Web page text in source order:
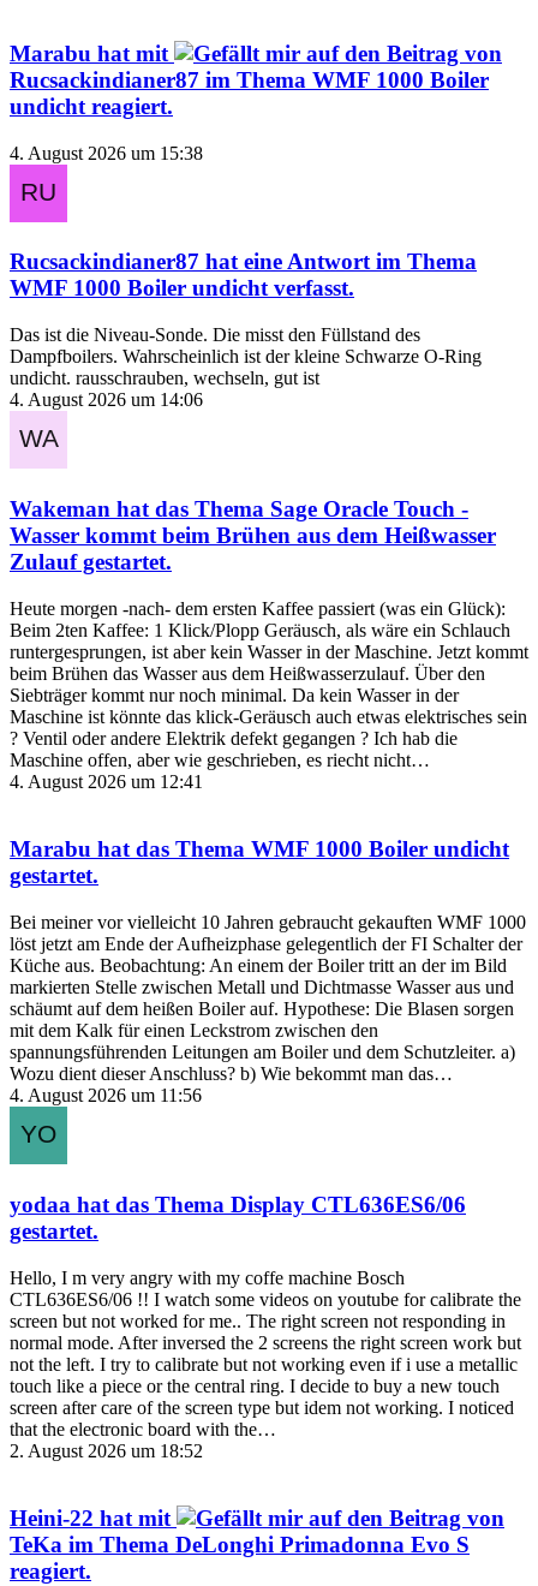
Marabu hat mit
auf den Beitrag von
Rucsackindianer87 im Thema WMF 1000 Boiler
undicht reagiert.
4. August 2026 um 15:38
Rucsackindianer87 hat eine Antwort im Thema
WMF 1000 Boiler undichtverfasst.
Das ist die Niveau-Sonde. Die misst den Füllstand des
Dampfboilers. Wahrscheinlich ist der kleine Schwarze O-Ring
undicht. rausschrauben, wechseln, gut ist
4. August 2026 um 14:06
Wakeman hat das Thema Sage Oracle Touch -
Wasser kommt beim Brühen aus dem Heißwasser
Zulaufgestartet.
Heute morgen -nach- dem ersten Kaffee passiert (was ein Glück):
Beim 2ten Kaffee: 1 Klick/Plopp Geräusch, als wäre ein Schlauch
runtergesprungen, ist aber kein Wasser in der Maschine. Jetzt kommt
beim Brühen das Wasser aus dem Heißwasserzulauf. Über den
Siebträger kommt nur noch minimal. Da kein Wasser in der
Maschine ist könnte das klick-Geräusch auch etwas elektrisches sein
? Ventil oder andere Elektrik defekt gegangen ? Ich hab die
Maschine offen, aber wie geschrieben, es riecht nicht…
4. August 2026 um 12:41
Marabu hat das Thema WMF 1000 Boiler undicht
gestartet.
Bei meiner vor vielleicht 10 Jahren gebraucht gekauften WMF 1000
löst jetzt am Ende der Aufheizphase gelegentlich der FI Schalter der
Küche aus. Beobachtung: An einem der Boiler tritt an der im Bild
markierten Stelle zwischen Metall und Dichtmasse Wasser aus und
schäumt auf dem heißen Boiler auf. Hypothese: Die Blasen sorgen
mit dem Kalk für einen Leckstrom zwischen den
spannungsführenden Leitungen am Boiler und dem Schutzleiter. a)
Wozu dient dieser Anschluss? b) Wie bekommt man das…
4. August 2026 um 11:56
yodaa hat das Thema Display CTL636ES6/06
gestartet.
Hello, I m very angry with my coffe machine Bosch
CTL636ES6/06 !! I watch some videos on youtube for calibrate the
screen but not worked for me.. The right screen not responding in
normal mode. After inversed the 2 screens the right screen work but
not the left. I try to calibrate but not working even if i use a metallic
touch like a piece or the central ring. I decide to buy a new touch
screen after care of the screen type but idem not working. I noticed
that the electronic board with the…
2. August 2026 um 18:52
Heini-22 hat mit
auf den Beitrag von
TeKa im Thema DeLonghi Primadonna Evo S
reagiert.